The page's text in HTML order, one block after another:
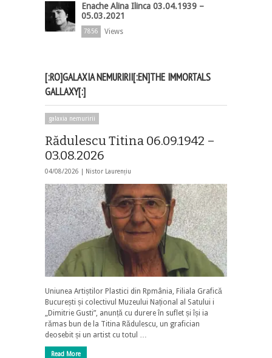
Enache Alina Ilinca 03.04.1939 –
05.03.2021
7856 Views
[:RO]GALAXIA NEMURIRII[:EN]THE IMMORTALS
GALLAXY[:]
galaxia nemuririi
Rădulescu Titina 06.09.1942 –
03.08.2026
04/08/2026 | Nistor Laurențiu
Uniunea Artiștilor Plastici din Rpmânia, Filiala Grafică
București și colectivul Muzeului Național al Satului i
„Dimitrie Gusti”, anunță cu durere în suflet și își ia
rămas bun de la Titina Rădulescu, un grafician
deosebit și un artist cu totul …
Read More